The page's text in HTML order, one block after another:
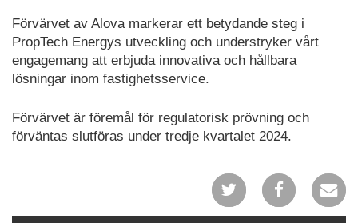
Förvärvet av Alova markerar ett betydande steg i
PropTech Energys utveckling och understryker vårt
engagemang att erbjuda innovativa och hållbara
lösningar inom fastighetsservice.
Förvärvet är föremål för regulatorisk prövning och
förväntas slutföras under tredje kvartalet 2024.